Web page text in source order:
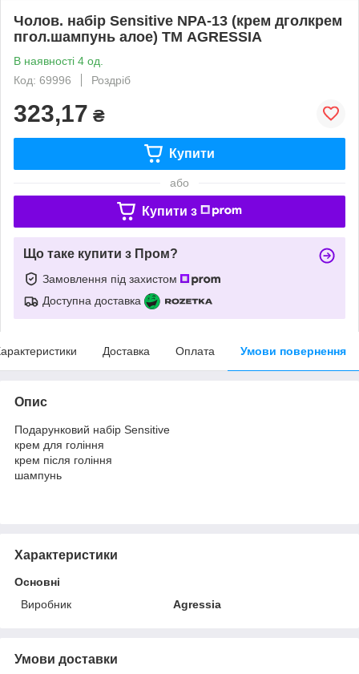
Чолов. набір Sensitive NPA-13 (крем дголкрем
пгол.шампунь алое) ТМ AGRESSIA
В наявності 4 од.
Код: 69996
Роздріб
323,17 ₴
Купити
або
Купити з
Що таке купити з Пром?
Замовлення під захистом
Доступна доставка
Доставка Оплата Умови повернення
Опис
Подарунковий набір Sensitive
крем для гоління
крем після гоління
шампунь
Характеристики
Основні
Виробник
Agressia
Умови доставки